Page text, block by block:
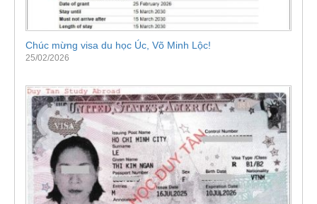
Chúc mừng visa du học Úc, Võ Minh Lộc!
25/02/2026